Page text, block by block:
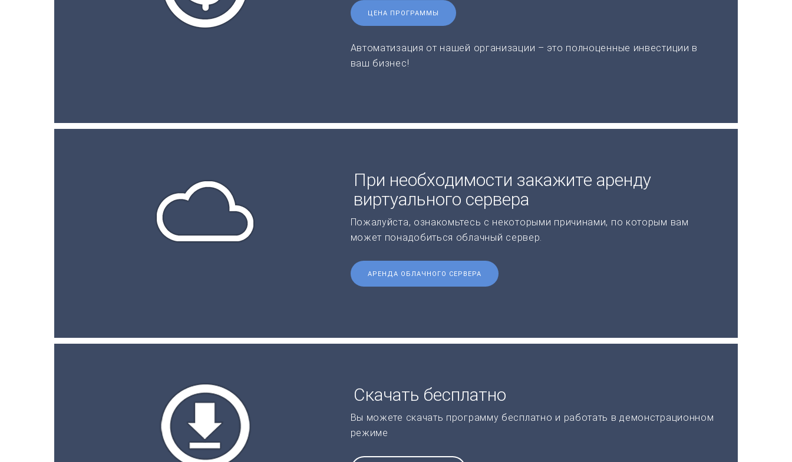
ЦЕНА ПРОГРАММЫ
Автоматизация от нашей организации – это полноценные инвестиции в
ваш бизнес!
При необходимости закажите аренду
виртуального сервера
Пожалуйста, ознакомьтесь с некоторыми причинами, по которым вам
может понадобиться облачный сервер.
АРЕНДА ОБЛАЧНОГО СЕРВЕРА
Скачать бесплатно
Вы можете скачать программу бесплатно и работать в демонстрационном
режиме